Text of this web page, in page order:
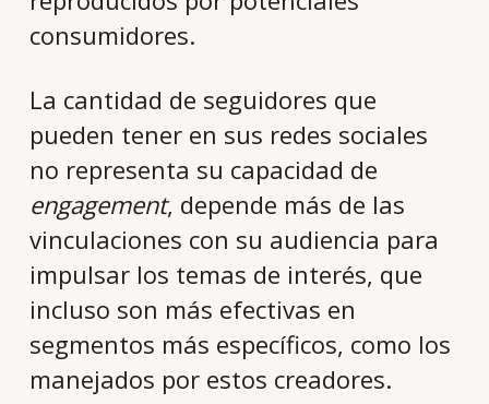
consumidores.
La cantidad de seguidores que
pueden tener en sus redes sociales
no representa su capacidad de
engagement, depende más de las
vinculaciones con su audiencia para
impulsar los temas de interés, que
incluso son más efectivas en
segmentos más específicos, como los
manejados por estos creadores.